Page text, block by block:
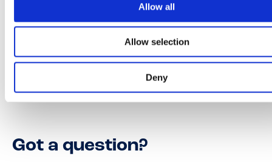
Allow all
Allow selection
Deny
Got a question?